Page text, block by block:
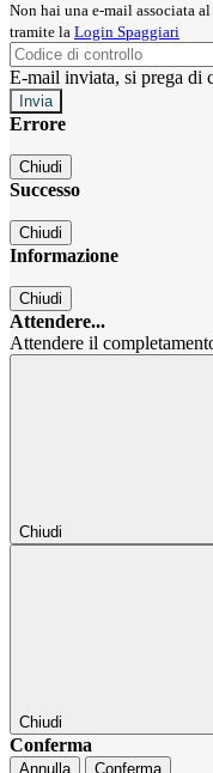
Non hai una e-mail associata
tramite la Login Spaggiari
E-mail inviata, si prega di
Errore
Chiudi
Successo
Chiudi
Informazione
Chiudi
Attendere...
Attendere il
Chiudi
Chiudi
Conferma
Annulla Conferma